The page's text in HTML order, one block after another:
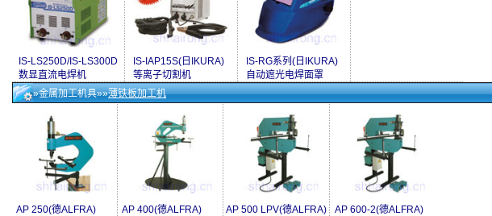
IS-LS250D/IS-LS300D
数显直流电焊机
IS-IAP15S(日IKURA)
等离子切割机
IS-RG系列(日IKURA)
自动遮光电焊面罩
»金属加工机具»»薄铁板加工机
AP 250(德ALFRA)
AP 400(德ALFRA)
AP 500 LPV(德ALFRA)
AP 600-2(德ALFRA)